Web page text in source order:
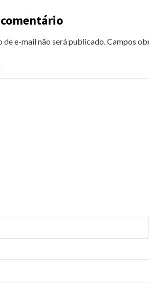
de e-mail não será publicado. Campos